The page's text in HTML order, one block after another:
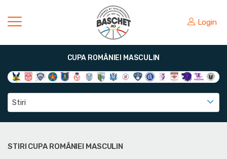
Login
CUPA ROMÂNIEI MASCULIN
Stiri
STIRI CUPA ROMÂNIEI MASCULIN